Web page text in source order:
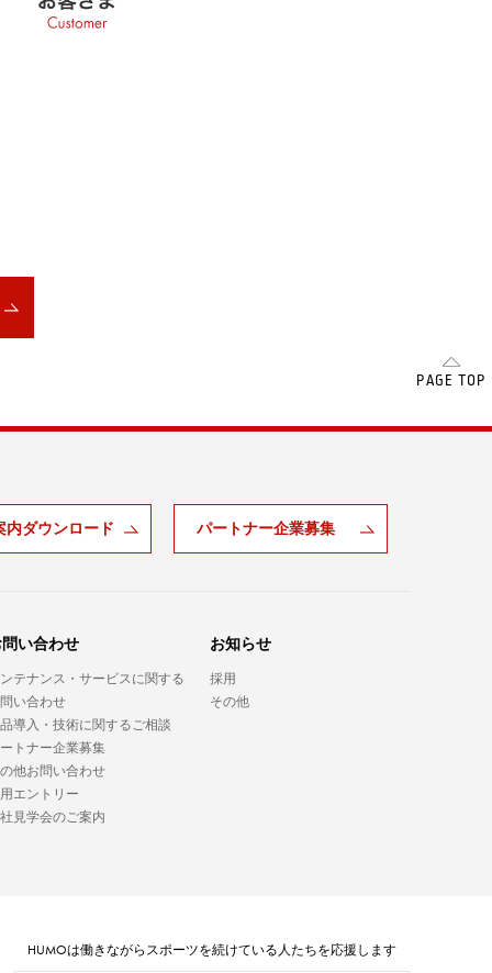
PAGE TOP
内ダウンロード パートナー企業募集
い合わせ
テナンス・サービスに関する
い合わせ
導入・技術に関するご相談
トナー企業募集
他お問い合わせ
エントリー
見学会のご案内
お知らせ
採用
その他
HUMOは働きながらスポーツを続けている人たちを応援します